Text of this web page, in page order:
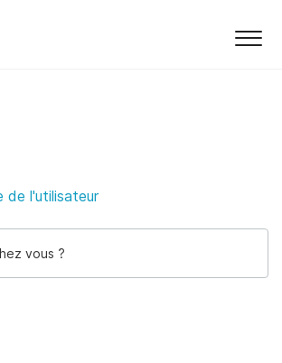
et configuration de
de l'utilisateur